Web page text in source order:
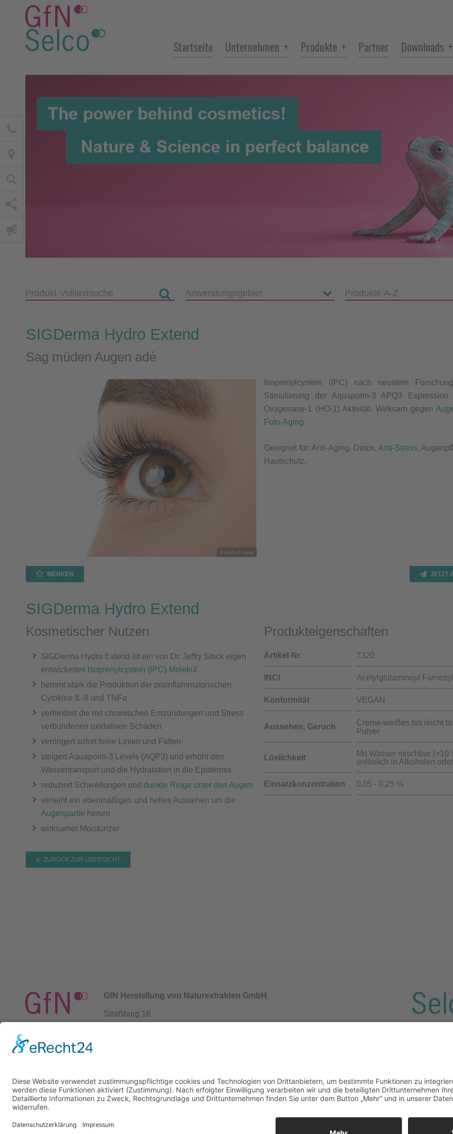
Startseite Unternehmen + Produkte + Partner Downloads +
SIGDerma Hydro Extend
Sag müden Augen adé
© vitalis/Fotalia
Isoprenylcystein (IPC) nach neustem
Stimulierung der Aquaporin-3 APQ3
Oxygenase-1 (HO-1) Aktivität. Wirksam gegen
Foto-Aging.
Geeignet für: Anti-Aging, Detox,Anti-Stress,
Hautschutz.
MERKEN JETZT
SIGDerma Hydro Extend
Kosmetischer Nutzen
SIGDerma Hydro Extend ist ein von Dr. Jeffry Stock eigen
entwickeltes Isoprenylcystein (IPC)-Molekül
hemmt stark die Produktion der proinflammatorischen
Cytokine IL-8 und TNFα
verhindert die mit chronischen Entzündungen und Stress
verbundenen oxidativen Schäden
verringert sofort feine Linien und Falten
steigert Aquaporin-3 Levels (AQP3) und erhöht den
Wassertransport und die Hydratation in die Epidermis
reduziert Schwellungen und dunkle Ringe unter den Augen
verleiht ein ebenmäßiges und helles Aussehen um die
Augenpartie herum
wirksamer Moisturizer
Produkteigenschaften
Artikel-Nr. 7320
INCI Acetylglutaminoyl
Konformität VEGAN
Aussehen, Geruch
Creme-weißes bis leicht
Pulver
Löslichkeit
Mit Wasser mischbar (>10
unlöslich in Alkoholen
Einsatzkonzentration 0,05 - 0,25 %
ZURÜCK ZUR ÜBERSICHT
GfN Herstellung von Naturextrakten GmbH
Straßburg 16
info@gfn-selco.de